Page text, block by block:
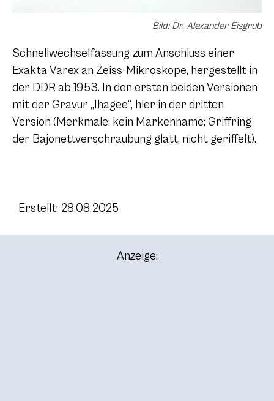
Bild: Dr. Alexander Eisgrub
Schnellwechselfassung zum Anschluss einer
Exakta Varex an Zeiss-Mikroskope, hergestellt in
der DDR ab 1953. In den ersten beiden Versionen
mit der Gravur „Ihagee“, hier in der dritten
Version (Merkmale: kein Markenname; Griffring
der Bajonettverschraubung glatt, nicht geriffelt).
Erstellt: 28.08.2025
Anzeige: